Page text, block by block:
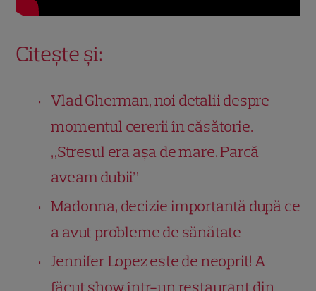
Citește și:
Vlad Gherman, noi detalii despre
momentul cererii în căsătorie.
„Stresul era așa de mare. Parcă
aveam dubii”
Madonna, decizie importantă după ce
a avut probleme de sănătate
Jennifer Lopez este de neoprit! A